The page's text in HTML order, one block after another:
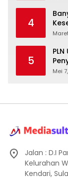
4
5
Mei
Jalan : D.I
Kelurahan
Kendari,